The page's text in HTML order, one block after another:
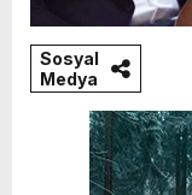
Sosyal
Medya